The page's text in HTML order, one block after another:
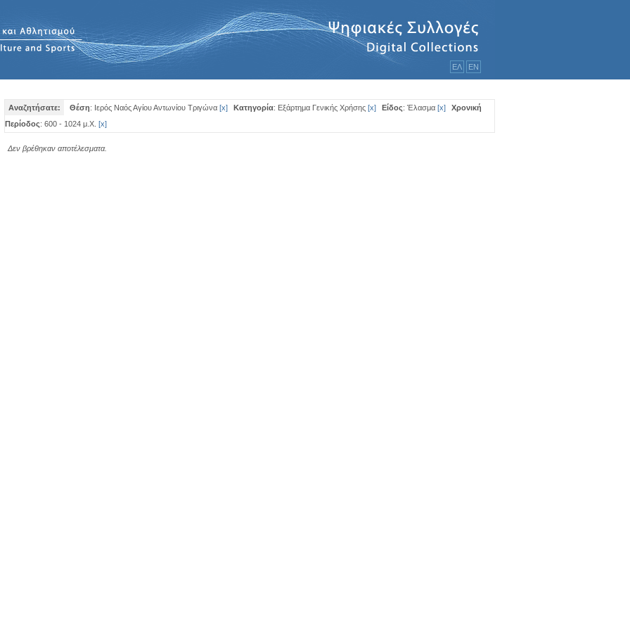
ΕΛ ΕΝ
Αναζητήσατε: Θέση: Ιερός Ναός Αγίου Αντωνίου Τριγώνα [x] Κατηγορία: Εξάρτημα Γενικής Χρήσης [x] Είδος: Έλασμα [x]
Χρονική
Περίοδος: 600 - 1024 μ.Χ. [x]
Δεν βρέθηκαν αποτέλεσματα.